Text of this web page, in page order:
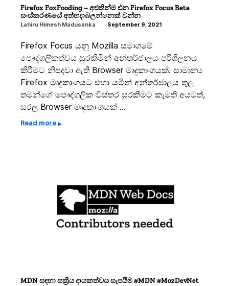
Firefox FoxFooding – අළුතින්ම එන Firefox Focus Beta
සංස්කරණයේ අත්හදාබලන්නෙක් වන්න
Lahiru Himesh Madusanka September 9, 2021
Firefox Focus යනු Mozilla සමාගමේ
පෞද්ගලිකත්වය සුරකිමින් අන්තර්ජාලය පරිශීලනය
කිරීමට නිපදවා ඇති Browser මෘදුකාංගයක්. සාමාන්‍ය
Firefox මෘදුකාංගයට එහා යමින් අන්තර්ජාලය තුල
තමන්ගේ පෞද්ගලික විස්තර සුරකීමට කැමති අයටත්,
සරල Browser මෘදුකාංගයක් …
Read more
MDN සඳහා සක්‍රීය දායකත්වය සැපයීම #MDN #MozDevNet